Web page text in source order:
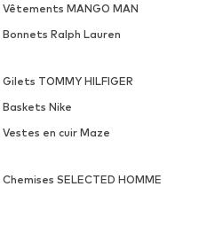
Vêtements MANGO MAN
Bonnets Ralph Lauren
Gilets TOMMY HILFIGER
Baskets Nike
Vestes en cuir Maze
Chemises SELECTED HOMME